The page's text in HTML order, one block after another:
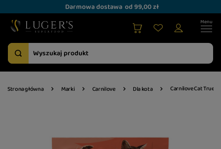
Darmowa dostawa od 99,00 zł
Strona główna Marki Carnilove Dla kota Carnilove Cat True